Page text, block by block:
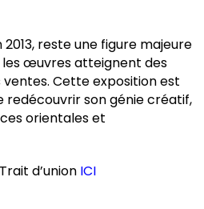
reste une figure majeure
les œuvres atteignent des
Cette exposition est
redécouvrir son génie créatif,
orientales et
d’union ICI